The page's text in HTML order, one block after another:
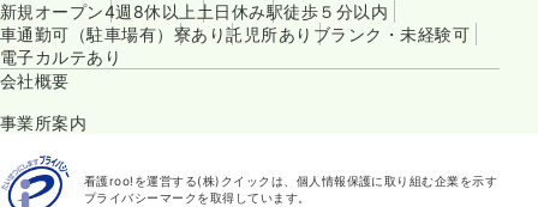
新規オープン4週8休以上 土日休み駅徒歩５分以内
車通勤可（駐車場有） 寮あり託児所あり ブランク・未経験可
電子カルテあり
会社概要
事業所案内
看護roo!を運営する(株)クイックは、個人情報保護に取り組む企業を示す
プライバシーマークを取得しています。